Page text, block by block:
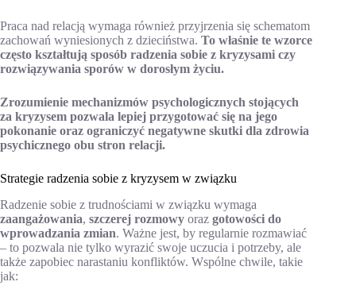
Praca nad relacją wymaga również przyjrzenia się schematom
zachowań wyniesionych z dzieciństwa. To właśnie te wzorce
często kształtują sposób radzenia sobie z kryzysami czy
rozwiązywania sporów w dorosłym życiu.
Zrozumienie mechanizmów psychologicznych stojących
za kryzysem pozwala lepiej przygotować się na jego
pokonanie oraz ograniczyć negatywne skutki dla zdrowia
psychicznego obu stron relacji.
Strategie radzenia sobie z kryzysem w związku
Radzenie sobie z trudnościami w związku wymaga
zaangażowania, szczerej rozmowy oraz gotowości do
wprowadzania zmian. Ważne jest, by regularnie rozmawiać
– to pozwala nie tylko wyrazić swoje uczucia i potrzeby, ale
także zapobiec narastaniu konfliktów. Wspólne chwile, takie
jak: